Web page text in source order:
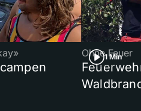
1 Min
Ohne Feuer